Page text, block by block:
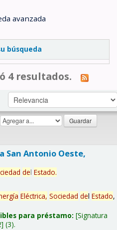
avanzada
búsqueda
4 resultados.
San Antonio Oeste,
del Estado.
Eléctrica, Sociedad del Estado,
para préstamo: Signatura
(3).